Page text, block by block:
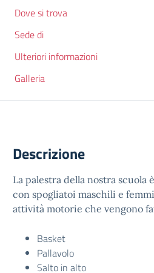
Dove si trova
Sede di
Ulteriori informazioni
Galleria
Descrizione
La palestra della nostra scuola
con spogliatoi maschili e
attività motorie che vengono
Basket
Pallavolo
Salto in alto